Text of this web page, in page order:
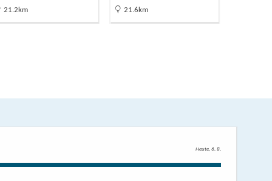
21.2km 21.6km
Heute, 6. 8.